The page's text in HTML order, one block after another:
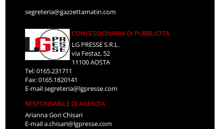
segreteria@gazzettamatin.com
CONCESSIONARIA DI PUBBLICITÀ
LG PRESSE S.R.L.
via Festaz, 52
11100 AOSTA
Tel: 0165.231711
Fax: 0165.1820141
E-mailsegreteria@lgpresse.com
RESPONSABILE DI AGENZIA
Arianna Gori Chisari
E-maila.chisari@lgpresse.com